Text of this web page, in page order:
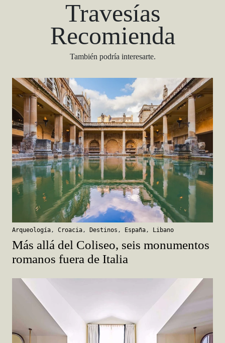
Travesías
Recomienda
También podría interesarte.
Arqueología, Croacia, Destinos , España, Libano
Más allá del Coliseo, seis monumentos
romanos fuera de Italia